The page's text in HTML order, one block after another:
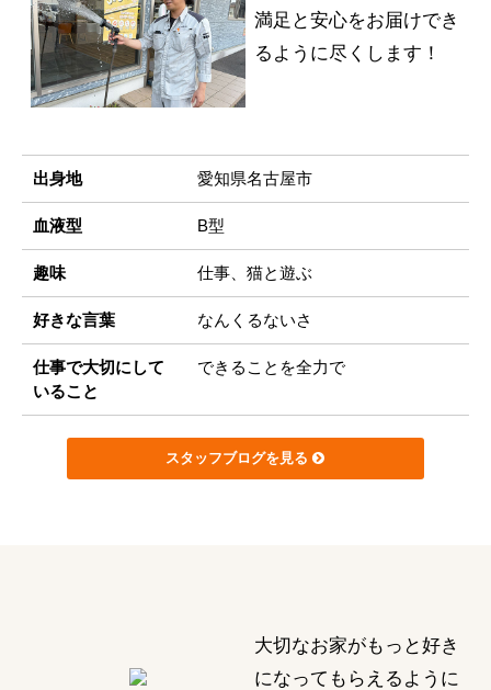
満足と安心をお届けでき
るように尽くします！
出身地 愛知県名古屋市
血液型 B型
趣味 仕事、猫と遊ぶ
好きな言葉 なんくるないさ
仕事で大切にして
いること
できることを全力で
スタッフブログを見る
大切なお家がもっと好き
になってもらえるように